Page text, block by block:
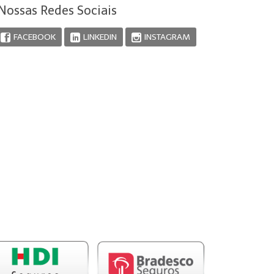
Redes Sociais
FACEBOOK LINKEDIN INSTAGRAM